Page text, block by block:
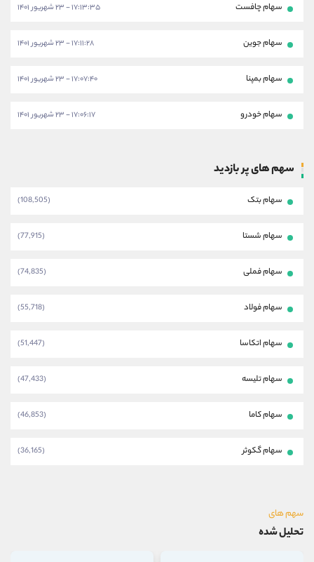
سهام چافست ۱۷:۱۳:۳۵ - ۲۳ شهریور ۱۴۰۱
سهام جوین ۱۷:۱۱:۲۸ - ۲۳ شهریور ۱۴۰۱
سهام بمپنا ۱۷:۰۷:۴۰ - ۲۳ شهریور ۱۴۰۱
سهام خودرو ۱۷:۰۶:۱۷ - ۲۳ شهریور ۱۴۰۱
سهم های پر بازدید
سهام بتک
سهام شستا
سهام فملی
سهام فولاد
سهام اتکاسا
سهام تلیسه
سهام کاما
سهام گکوثر
های
شده